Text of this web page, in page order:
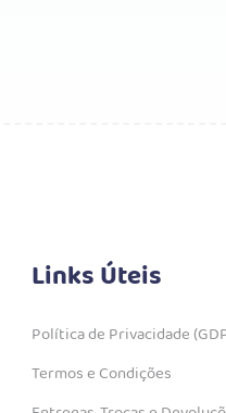
Links Úteis
Política de Privacidade
Termos e Condições